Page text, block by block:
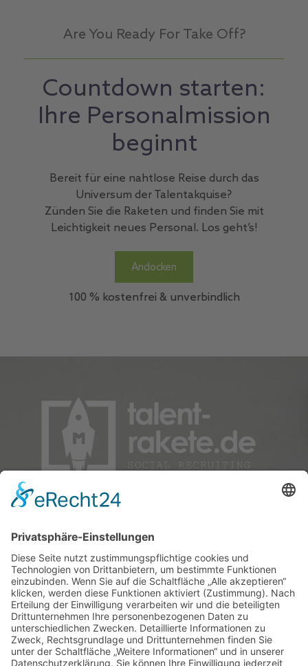
Are You Ready For Take Off?
Countdown starten:
Ihre Personalmission
beginnt
Bereit für eine nahtlose Reise durch das
Universum der Talentakquise?
Zünden Sie die Raketen und finden Sie mit
Leichtigkeit neues Personal. Los geht’s!
Andocken
100 % kostenfrei & unverbindlich
Mit Social Recruiting durchstarten: Verlassen Sie alte
talent-rakete.de - powered by Faktor M Consulting
GmbH
Trulichstr. 2 | 57258 Freudenberg
+(49) 2734 47977-0
hallo@talent-rakete.de